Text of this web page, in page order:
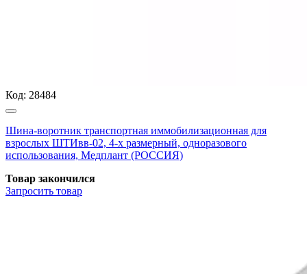
Код: 28484
Шина-воротник транспортная иммобилизационная для
взрослых ШТИвв-02, 4-х размерный, одноразового
использования, Медплант (РОССИЯ)
Товар закончился
Запросить товар